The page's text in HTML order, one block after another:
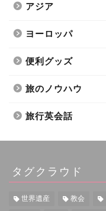
アジア
ヨーロッパ
便利グッズ
旅のノウハウ
旅行英会話
タグクラウド
世界遺産 教会